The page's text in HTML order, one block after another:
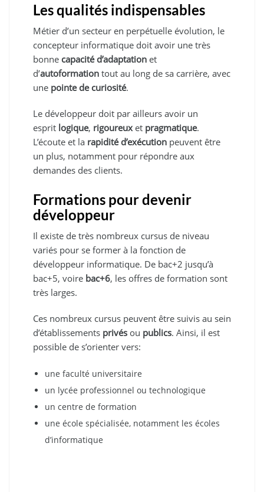
Les qualités indispensables
Métier d’un secteur en perpétuelle évolution, le
concepteur informatique doit avoir une très
bonne capacité d’adaptation et
d’autoformation tout au long de sa carrière, avec
une pointe de curiosité.
Le développeur doit par ailleurs avoir un
esprit logique, rigoureux et pragmatique.
L’écoute et la rapidité d’exécution peuvent être
un plus, notamment pour répondre aux
demandes des clients.
Formations pour devenir
développeur
Il existe de très nombreux cursus de niveau
variés pour se former à la fonction de
développeur informatique. De bac+2 jusqu’à
bac+5, voire bac+6, les offres de formation sont
très larges.
Ces nombreux cursus peuvent être suivis au sein
d’établissements privés ou publics. Ainsi, il est
possible de s’orienter vers:
une faculté universitaire
un lycée professionnel ou technologique
un centre de formation
une école spécialisée, notamment les écoles
d’informatique